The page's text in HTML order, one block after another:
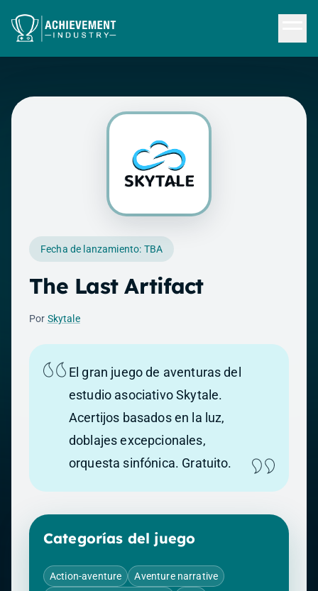
Fecha de lanzamiento: TBA
The Last Artifact
Por Skytale
El gran juego de aventuras del
estudio asociativo Skytale.
Acertijos basados en la luz,
doblajes excepcionales,
orquesta sinfónica. Gratuito.
Categorías del juego
Action-aventure
Aventure narrative